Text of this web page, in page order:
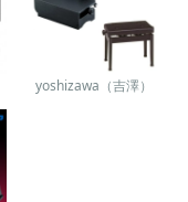
yoshizawa（吉澤）